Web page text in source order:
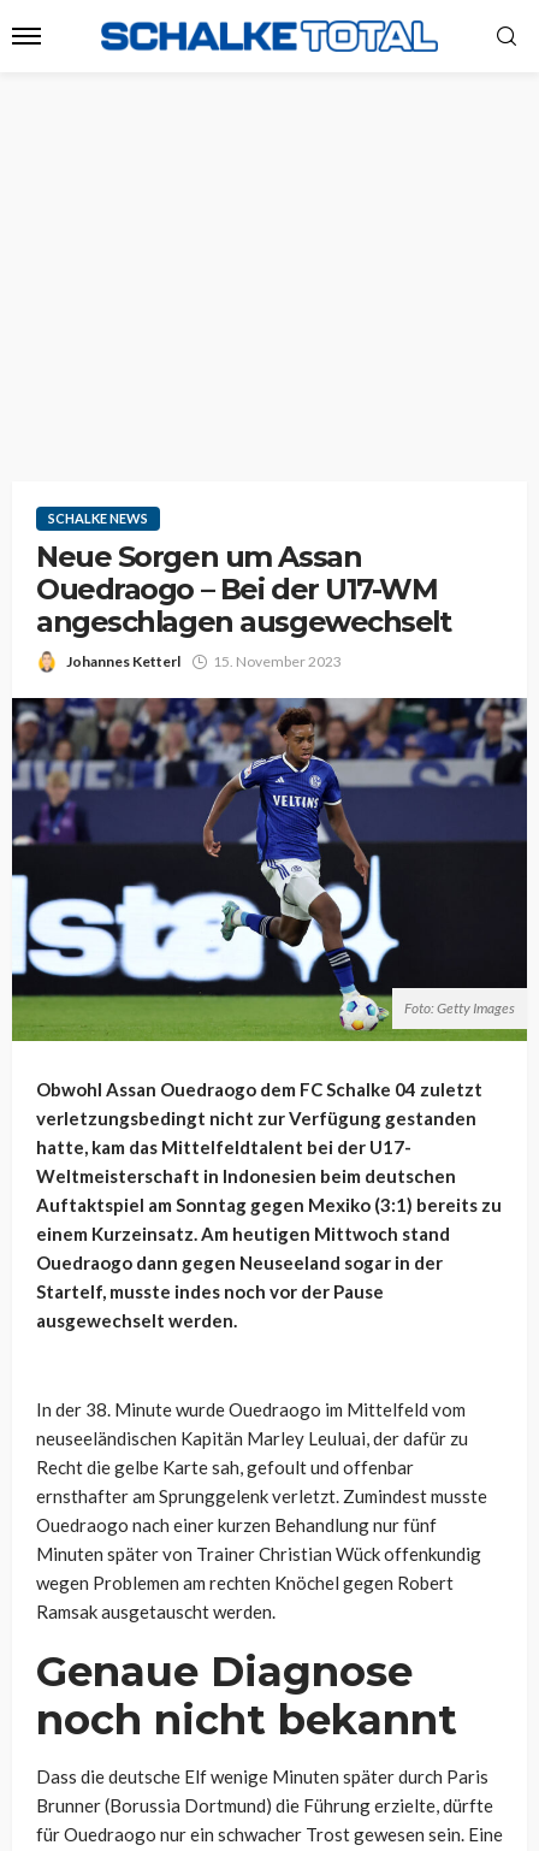
SCHALKE NEWS
Neue Sorgen um Assan
Ouedraogo – Bei der U17-WM
angeschlagen ausgewechselt
Johannes Ketterl 15. November 2023
Foto: Getty Images
Obwohl Assan Ouedraogo dem FC Schalke 04 zuletzt
verletzungsbedingt nicht zur Verfügung gestanden
hatte, kam das Mittelfeldtalent bei der U17-
Weltmeisterschaft in Indonesien beim deutschen
Auftaktspiel am Sonntag gegen Mexiko (3:1) bereits zu
einem Kurzeinsatz. Am heutigen Mittwoch stand
Ouedraogo dann gegen Neuseeland sogar in der
Startelf, musste indes noch vor der Pause
ausgewechselt werden.
In der 38. Minute wurde Ouedraogo im Mittelfeld vom
neuseeländischen Kapitän Marley Leuluai, der dafür zu
Recht die gelbe Karte sah, gefoult und offenbar
ernsthafter am Sprunggelenk verletzt. Zumindest musste
Ouedraogo nach einer kurzen Behandlung nur fünf
Minuten später von Trainer Christian Wück offenkundig
wegen Problemen am rechten Knöchel gegen Robert
Ramsak ausgetauscht werden.
Genaue Diagnose
noch nicht bekannt
Dass die deutsche Elf wenige Minuten später durch Paris
Brunner (Borussia Dortmund) die Führung erzielte, dürfte
für Ouedraogo nur ein schwacher Trost gewesen sein. Eine